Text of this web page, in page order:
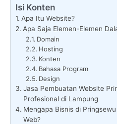
Isi Konten
Apa Itu Website?
Apa Saja Elemen-Elemen
Domain
Hosting
Konten
Bahasa Program
Design
Jasa Pembuatan Website
Profesional di Lampung
Mengapa Bisnis di
Web?